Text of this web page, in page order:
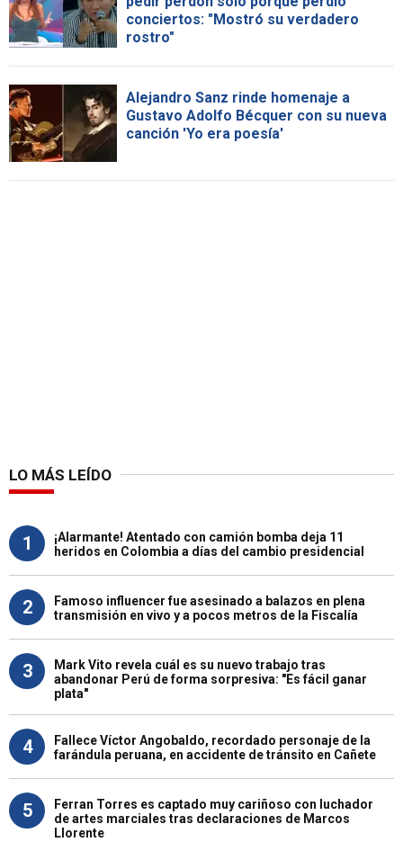
conciertos: "Mostró su verdadero
rostro"
Alejandro Sanz rinde homenaje a
Gustavo Adolfo Bécquer con su nueva
canción 'Yo era poesía'
LO MÁS LEÍDO
1
¡Alarmante! Atentado con camión bomba deja 11
heridos en Colombia a días del cambio presidencial
2
Famoso influencer fue asesinado a balazos en plena
transmisión en vivo y a pocos metros de la Fiscalía
3
Mark Vito revela cuál es su nuevo trabajo tras
abandonar Perú de forma sorpresiva: "Es fácil ganar
plata"
4
Fallece Víctor Angobaldo, recordado personaje de la
farándula peruana, en accidente de tránsito en Cañete
5
Ferran Torres es captado muy cariñoso con luchador
de artes marciales tras declaraciones de Marcos
Llorente